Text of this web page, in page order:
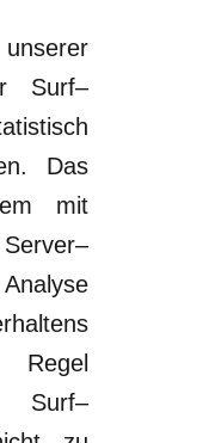
Surf–
Das
mit
–
Surf–